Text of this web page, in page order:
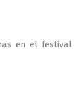
en el festival